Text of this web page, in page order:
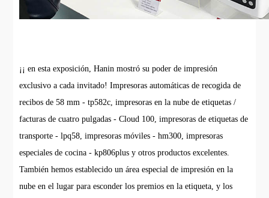
¡¡ en esta exposición, Hanin mostró su poder de impresión
exclusivo a cada invitado! Impresoras automáticas de recogida de
recibos de 58 mm - tp582c, impresoras en la nube de etiquetas /
facturas de cuatro pulgadas - Cloud 100, impresoras de etiquetas de
transporte - lpq58, impresoras móviles - hm300, impresoras
especiales de cocina - kp806plus y otros productos excelentes.
También hemos establecido un área especial de impresión en la
nube en el lugar para esconder los premios en la etiqueta, y los